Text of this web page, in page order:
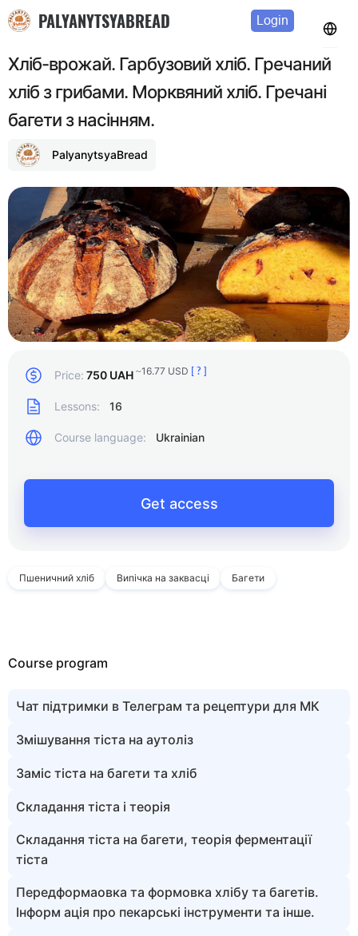
PALYANYTSYABREAD Login
Хліб-врожай. Гарбузовий хліб. Гречаний
хліб з грибами. Морквяний хліб. Гречані
багети з насінням.
PalyanytsyaBread
Price: 750 UAH ~16.77 USD [ ? ]
Lessons: 16
Course language: Ukrainian
Get access
Пшеничний хліб Випічка на заквасці Багети
Course program
Чат підтримки в Телеграм та рецептури для МК
Змішування тіста на аутоліз
Заміс тіста на багети та хліб
Складання тіста і теорія
Складання тіста на багети, теорія ферментації
тіста
Передформаовка та формовка хлібу та багетів.
Інформ ація про пекарські інструменти та інше.